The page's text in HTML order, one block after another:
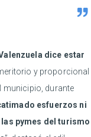
dice estar
y proporcional
municipio, durante
esfuerzos ni
pymes del turismo